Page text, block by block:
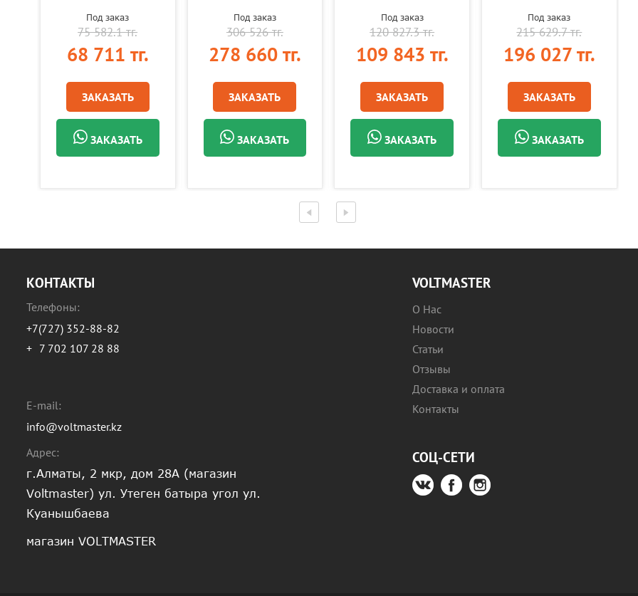
Под заказ
75 582.1 тг.
68 711 тг.
ЗАКАЗАТЬ
ЗАКАЗАТЬ
Под заказ
306 526 тг.
278 660 тг.
ЗАКАЗАТЬ
ЗАКАЗАТЬ
Под заказ
120 827.3 тг.
109 843 тг.
ЗАКАЗАТЬ
ЗАКАЗАТЬ
Под заказ
215 629.7 тг.
196 027 тг.
ЗАКАЗАТЬ
ЗАКАЗАТЬ
КОНТАКТЫ
Телефоны:
+7(727) 352-88-82
+ 7 702 107 28 88
E-mail:
info@voltmaster.kz
Адрес:
г.Алматы, 2 мкр, дом 28А (магазин
Voltmaster) ул. Утеген батыра угол ул.
Куанышбаева
магазин VOLTMASTER
VOLTMASTER
О Нас
Новости
Статьи
Отзывы
Доставка и оплата
Контакты
СОЦ-СЕТИ